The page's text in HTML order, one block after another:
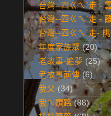
台灣--四ㄍㄟˋ走 -
台灣--四ㄍㄟˋ走 -
台灣--四ㄍㄟˋ走-
年度家族聚 (20)
老故事-追夢 (25)
老故事前傳 (6)
我父 (34)
我ㄟ頭路 (88)